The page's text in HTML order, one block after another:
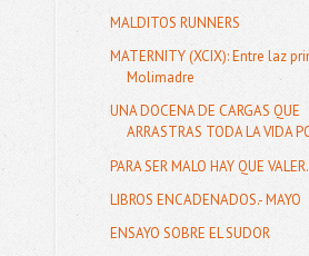
MALDITOS RUNNERS
MATERNITY (XCIX): Entre laz
Molimadre
UNA DOCENA DE CARGAS QUE
ARRASTRAS TODA LA VIDA
PARA SER MALO HAY QUE VALER.
LIBROS ENCADENADOS.- MAYO
ENSAYO SOBRE EL SUDOR